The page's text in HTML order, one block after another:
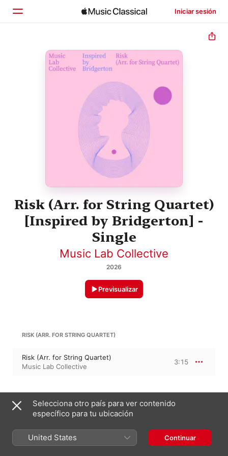
Iniciar sesión
Inicio
Explorar
Risk (Arr. for String Quartet)
[Inspired by Bridgerton] -
Single
Music Lab Collective
2026
Previsualizar
RISK (ARR. FOR STRING QUARTET)
Risk (Arr. for String Quartet)
Music Lab Collective
3:15
17 de abril de 2026
1 pista, 3 minutos
℗ A Decca Records Release; 2026 Universal Music
Operations Limited
DISCOGRÁFICA
Selecciona otro país para ver contenido
específico para tu ubicación
United States Continuar